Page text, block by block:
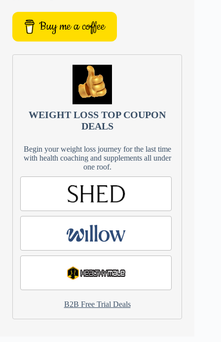
Buy me a coffee
WEIGHT LOSS TOP COUPON
DEALS
Begin your weight loss journey for the last time
with health coaching and supplements all under
one roof.
B2B Free Trial Deals